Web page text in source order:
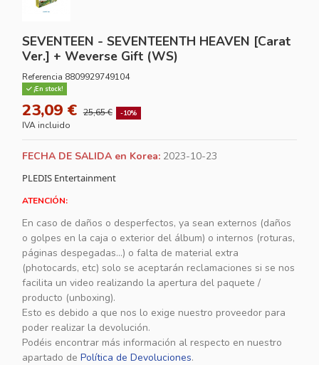
SEVENTEEN - SEVENTEENTH HEAVEN [Carat
Ver.] + Weverse Gift (WS)
Referencia 8809929749104
¡En stock!
23,09 € 25,65 € -10%
IVA incluido
FECHA DE SALIDA en Korea: 2023-10-23
PLEDIS Entertainment
ATENCIÓN:
En caso de daños o desperfectos, ya sean externos (daños
o golpes en la caja o exterior del álbum) o internos (roturas,
páginas despegadas...) o falta de material extra
(photocards, etc) solo se aceptarán reclamaciones si se nos
facilita un video realizando la apertura del paquete /
producto (unboxing).
Esto es debido a que nos lo exige nuestro proveedor para
poder realizar la devolución.
Podéis encontrar más información al respecto en nuestro
apartado de Política de Devoluciones.